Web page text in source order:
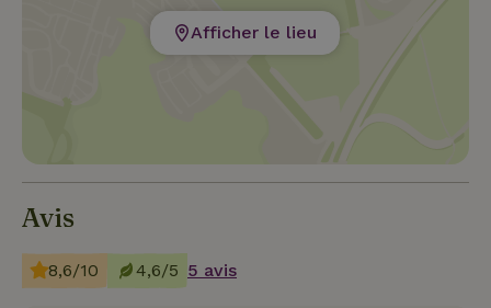
Afficher le lieu
Avis
8,6/10 4,6/5 5 avis